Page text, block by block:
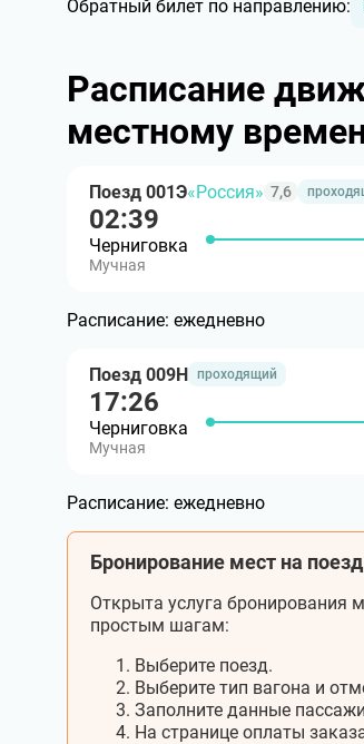
Обратный билет по направлению:
Расписание
местному
Поезд 001Э«Россия» 7,6
02:39
Черниговка
Мучная
Расписание: ежедневно
Поезд 009Н проходящий
17:26
Черниговка
Мучная
Расписание: ежедневно
Бронирование мест на поезд
Открыта услуга бронирования
простым шагам:
Выберите поезд.
Выберите тип вагона и
Заполните данные
На странице оплаты